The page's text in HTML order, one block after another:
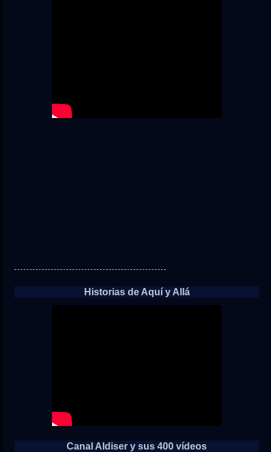
Historias de Aquí y Allá
Canal Aldiser y sus 400 vídeos